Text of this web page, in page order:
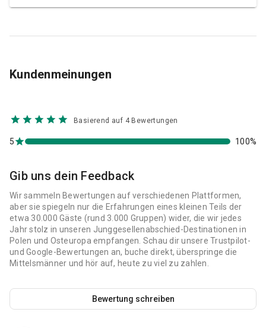
Kundenmeinungen
Basierend auf 4 Bewertungen
5 100%
Gib uns dein Feedback
Wir sammeln Bewertungen auf verschiedenen Plattformen,
aber sie spiegeln nur die Erfahrungen eines kleinen Teils der
etwa 30.000 Gäste (rund 3.000 Gruppen) wider, die wir jedes
Jahr stolz in unseren Junggesellenabschied-Destinationen in
Polen und Osteuropa empfangen. Schau dir unsere Trustpilot-
und Google-Bewertungen an, buche direkt, überspringe die
Mittelsmänner und hör auf, heute zu viel zu zahlen.
Bewertung schreiben